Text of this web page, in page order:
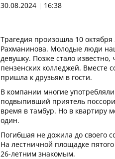
30.08.2024 | 16:38
Трагедия произошла 10
Рахманинова. Молодые люди
девушку. Позже стало известно,
пензенских колледжей. Вместе
пришла к друзьям в гости.
В компании многие
подвыпивший приятель
время в тамбур. Но в квартиру
один.
Погибшая не дожила до своего
На лестничной площадке
26-летним знакомым.